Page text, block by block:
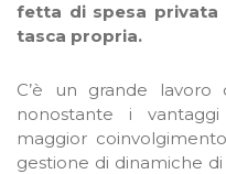
fetta di spesa privata
tasca propria.
C’è un grande
nonostante i
maggior
gestione di dinamiche